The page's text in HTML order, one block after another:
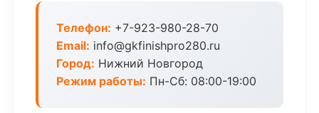
Телефон: +7-923-980-28-70
Email: info@gkfinishpro280.ru
Город: Нижний Новгород
Режим работы: Пн-Сб: 08:00-19:00